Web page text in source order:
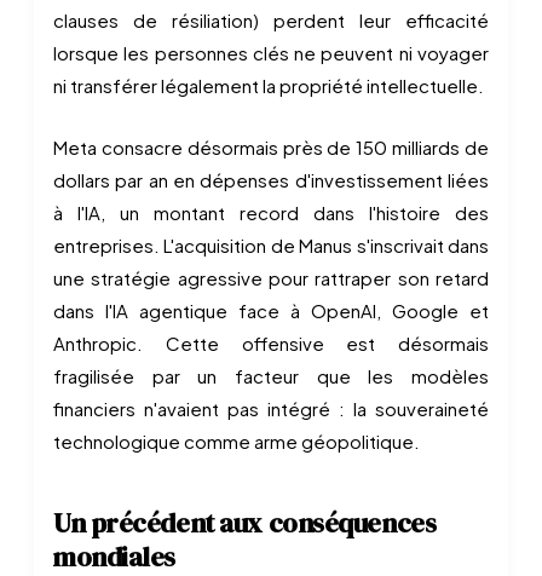
clauses de résiliation) perdent leur efficacité
lorsque les personnes clés ne peuvent ni voyager
ni transférer légalement la propriété intellectuelle.
Meta consacre désormais près de 150 milliards de
dollars par an en dépenses d'investissement liées
à l'IA, un montant record dans l'histoire des
entreprises. L'acquisition de Manus s'inscrivait dans
une stratégie agressive pour rattraper son retard
dans l'IA agentique face à OpenAI, Google et
Anthropic. Cette offensive est désormais
fragilisée par un facteur que les modèles
financiers n'avaient pas intégré : la souveraineté
technologique comme arme géopolitique.
Un précédent aux conséquences
mondiales